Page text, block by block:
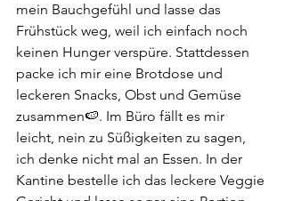
mein Bauchgefühl und lasse das
Frühstück weg, weil ich einfach noch
keinen Hunger verspüre. Stattdessen
packe ich mir eine Brotdose und
leckeren Snacks, Obst und Gemüse
zusammen🍉. Im Büro fällt es mir
leicht, nein zu Süßigkeiten zu sagen,
ich denke nicht mal an Essen. In der
Kantine bestelle ich das leckere Veggie